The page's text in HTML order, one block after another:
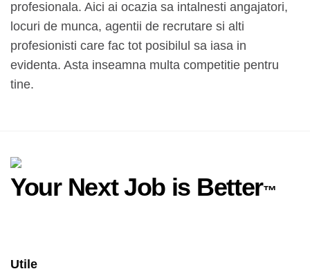
profesionala. Aici ai ocazia sa intalnesti angajatori,
locuri de munca, agentii de recrutare si alti
profesionisti care fac tot posibilul sa iasa in
evidenta. Asta inseamna multa competitie pentru
tine.
Your Next Job is Better™
Utile